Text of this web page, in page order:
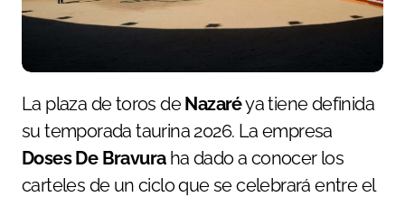
La plaza de toros deNazaréya tiene definida
su temporada taurina 2026. La empresa
Doses De Bravuraha dado a conocer los
carteles de un ciclo que se celebrará entre el